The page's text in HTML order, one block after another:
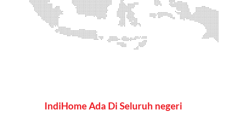
IndiHome Ada Di Seluruh negeri